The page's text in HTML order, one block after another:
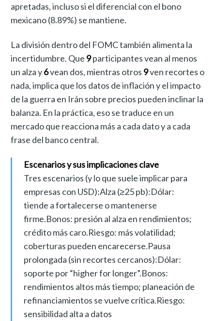
apretadas, incluso si el diferencial con el bono
mexicano (8.89%) se mantiene.
La división dentro del FOMC también alimenta la
incertidumbre. Que 9participantes vean al menos
un alza y6vean dos, mientras otros 9ven recortes o
nada, implica que los datos de inflación y el impacto
de la guerra en Irán sobre precios pueden inclinar la
balanza. En la práctica, eso se traduce en un
mercado que reacciona más a cada dato y a cada
frase del banco central.
Escenarios y sus implicaciones clave
Tres escenarios (y lo que suele implicar para
empresas con USD):Alza (≥25 pb):Dólar:
tiende a fortalecerse o mantenerse
firme.Bonos: presión al alza en rendimientos;
crédito más caro.Riesgo: más volatilidad;
coberturas pueden encarecerse.Pausa
prolongada (sin recortes cercanos):Dólar:
soporte por “higher for longer”.Bonos:
rendimientos altos más tiempo; planeación de
refinanciamientos se vuelve crítica.Riesgo:
sensibilidad alta a datos